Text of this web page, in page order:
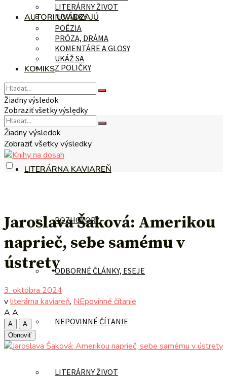
NOVINKY
Z POLIČKY
NA TÉMU
LITERÁRNA KAVIAREŇ
ROZHOVORY
ODBORNÉ ČLÁNKY, ESEJE
NEPOVINNÉ ČÍTANIE
LITERÁRNY ŽIVOT
LITERÁRNY ŽIVOT
AUTORI UVÁDZAJÚ
POÉZIA
PRÓZA, DRÁMA
KOMENTÁRE A GLOSY
UKÁŽ SA
KOMIKS
Žiadny výsledok
Zobraziť všetky výsledky
Žiadny výsledok
Zobraziť všetky výsledky
Jaroslava Šaková: Amerikou
naprieč, sebe samému v
ústrety
3. októbra 2024
vliterárna kaviareň, NEpovinné čítanie
A A
A
A
Obnoviť